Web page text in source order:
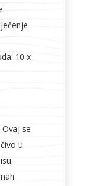
10 x
Ovaj se
u